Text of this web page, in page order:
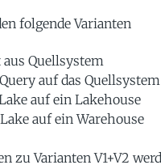
folgende Varianten
Quellsystem
auf das Quellsystem
auf ein Lakehouse
auf ein Warehouse
zu Varianten V1+V2